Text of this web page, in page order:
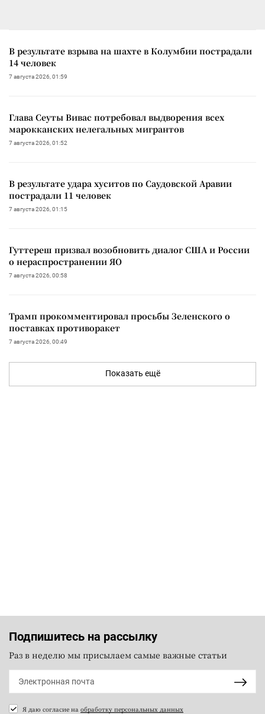
В результате взрыва на шахте в Колумбии пострадали
14 человек
7 августа 2026, 01:59
Глава Сеуты Вивас потребовал выдворения всех
марокканских нелегальных мигрантов
7 августа 2026, 01:52
В результате удара хуситов по Саудовской Аравии
пострадали 11 человек
7 августа 2026, 01:15
Гуттереш призвал возобновить диалог США и России
о нераспространении ЯО
7 августа 2026, 00:58
Трамп прокомментировал просьбы Зеленского о
поставках противоракет
7 августа 2026, 00:49
Показать ещё
Подпишитесь на рассылку
Раз в неделю мы присылаем самые важные статьи
Я даю согласие на обработку персональных данных